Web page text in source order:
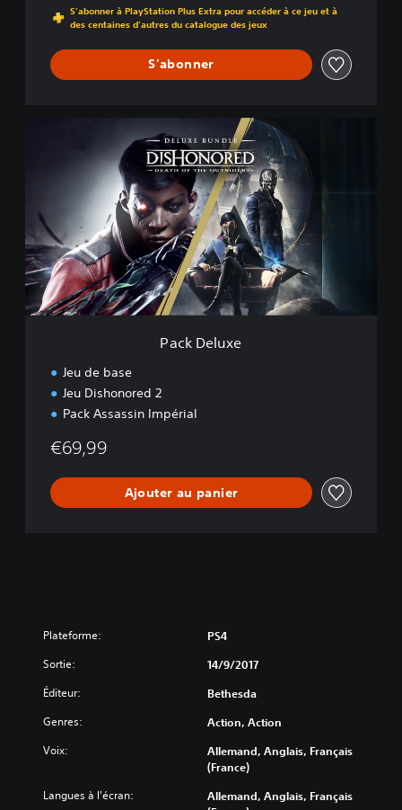
S'abonner à PlayStation Plus Extra pour accéder à ce jeu et à
des centaines d'autres du catalogue des jeux
S'abonner
u
x
e
Pack Deluxe
Jeu de base
Jeu Dishonored 2
Pack Assassin Impérial
€69,99
Ajouter au panier
Plateforme: PS4
Sortie: 14/9/2017
Éditeur: Bethesda
Genres: Action, Action
Voix:
Allemand, Anglais, Français
(France)
Langues à l'écran:
Allemand, Anglais, Français